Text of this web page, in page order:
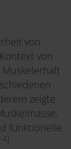
von
von
zeigte
funktionelle
4].